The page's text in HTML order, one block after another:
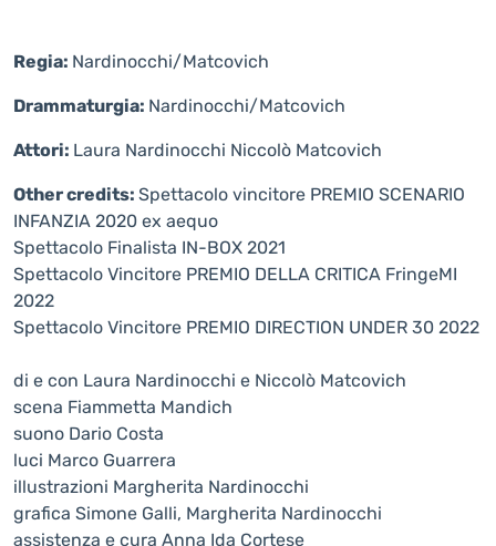
Regia: Nardinocchi/Matcovich
Drammaturgia: Nardinocchi/Matcovich
Attori: Laura Nardinocchi Niccolò Matcovich
Other credits: Spettacolo vincitore PREMIO SCENARIO
INFANZIA 2020 ex aequo
Spettacolo Finalista IN-BOX 2021
Spettacolo Vincitore PREMIO DELLA CRITICA FringeMI
2022
Spettacolo Vincitore PREMIO DIRECTION UNDER 30 2022
di e con Laura Nardinocchi e Niccolò Matcovich
scena Fiammetta Mandich
suono Dario Costa
luci Marco Guarrera
illustrazioni Margherita Nardinocchi
grafica Simone Galli, Margherita Nardinocchi
assistenza e cura Anna Ida Cortese